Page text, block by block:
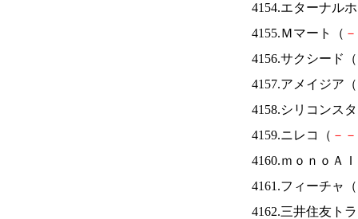
4154.エターナル
4155.Ｍマート（ －
4156.サクシード（
4157.アメイジア（
4158.シリコンス
4159.ニレコ（ － －
4160.ｍｏｎｏＡ
4161.フィーチャ（
4162.三井住友ト